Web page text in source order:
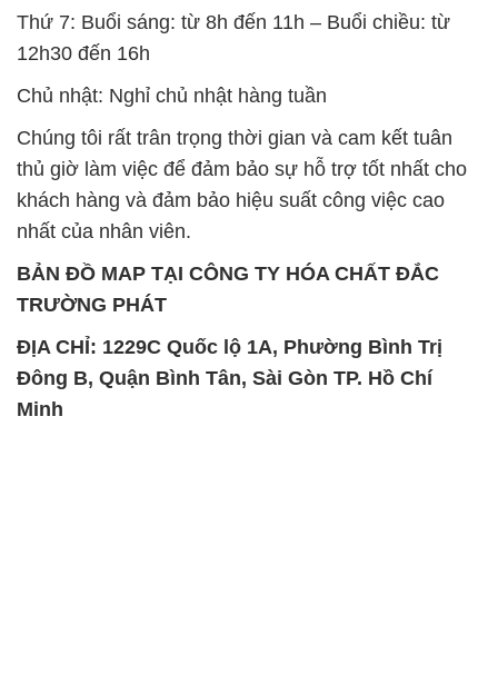
Thứ 7: Buổi sáng: từ 8h đến 11h – Buổi chiều: từ
12h30 đến 16h
Chủ nhật: Nghỉ chủ nhật hàng tuần
Chúng tôi rất trân trọng thời gian và cam kết tuân
thủ giờ làm việc để đảm bảo sự hỗ trợ tốt nhất cho
khách hàng và đảm bảo hiệu suất công việc cao
nhất của nhân viên.
BẢN ĐỒ MAP TẠI CÔNG TY HÓA CHẤT ĐẮC
TRƯỜNG PHÁT
ĐỊA CHỈ: 1229C Quốc lộ 1A, Phường Bình Trị
Đông B, Quận Bình Tân, Sài Gòn TP. Hồ Chí
Minh